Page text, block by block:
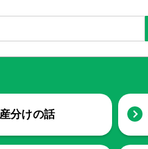
分けの話